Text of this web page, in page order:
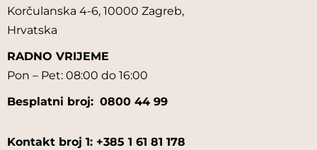
Korčulanska 4-6, 10000 Zagreb,
Hrvatska
RADNO VRIJEME
Pon – Pet: 08:00 do 16:00
Besplatni broj: 0800 44 99
Kontakt broj 1: +385 1 61 81 178